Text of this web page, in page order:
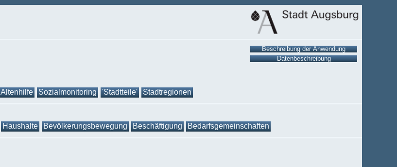
Altenhilfe Sozialmonitoring 'Stadtteile' Stadtregionen
Haushalte Bevölkerungsbewegung Beschäftigung Bedarfsgemeinschaften